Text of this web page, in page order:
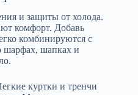
и защиты от холода.
комфорт. Добавь
комбинируются с
шарфах, шапках и
куртки и тренчи